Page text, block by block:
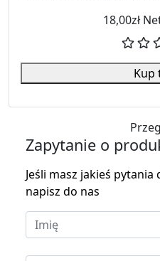
18,00zł
Kup
Zapytanie o
Jeśli masz jakieś
napisz do nas